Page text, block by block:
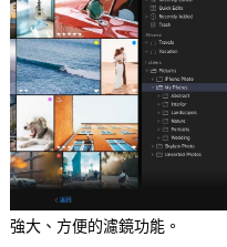
強大、方便的濾鏡功能。